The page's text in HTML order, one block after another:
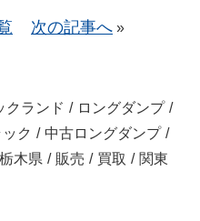
次の記事へ »
クランド / ロングダンプ /
ク / 中古ロングダンプ /
栃木県 / 販売 / 買取 / 関東